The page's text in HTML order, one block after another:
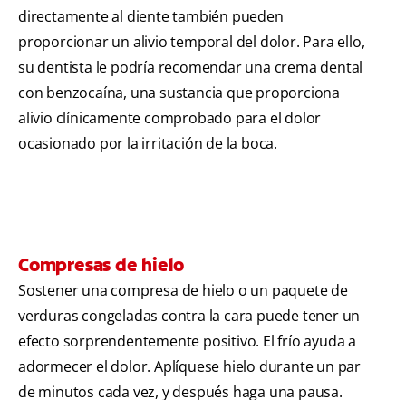
directamente al diente también pueden
proporcionar un alivio temporal del dolor. Para ello,
su dentista le podría recomendar una crema dental
con benzocaína, una sustancia que proporciona
alivio clínicamente comprobado para el dolor
ocasionado por la irritación de la boca.
Compresas de hielo
Sostener una compresa de hielo o un paquete de
verduras congeladas contra la cara puede tener un
efecto sorprendentemente positivo. El frío ayuda a
adormecer el dolor. Aplíquese hielo durante un par
de minutos cada vez, y después haga una pausa.